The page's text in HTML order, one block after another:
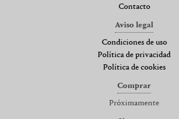
Contacto
Aviso legal
Condiciones de uso
Política de privacidad
Política de cookies
Comprar
Próximamente